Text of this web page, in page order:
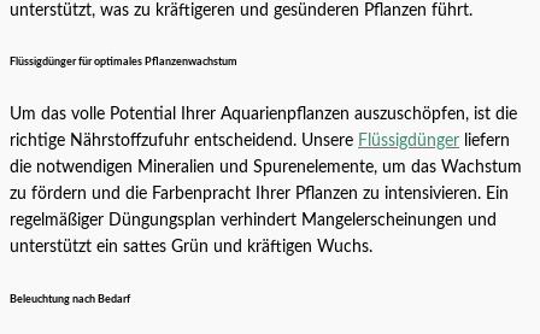
unterstützt, was zu kräftigeren und gesünderen Pflanzen führt.
Flüssigdünger für optimales Pflanzenwachstum
Um das volle Potential Ihrer Aquarienpflanzen auszuschöpfen, ist die
richtige Nährstoffzufuhr entscheidend. Unsere Flüssigdünger liefern
die notwendigen Mineralien und Spurenelemente, um das Wachstum
zu fördern und die Farbenpracht Ihrer Pflanzen zu intensivieren. Ein
regelmäßiger Düngungsplan verhindert Mangelerscheinungen und
unterstützt ein sattes Grün und kräftigen Wuchs.
Beleuchtung nach Bedarf